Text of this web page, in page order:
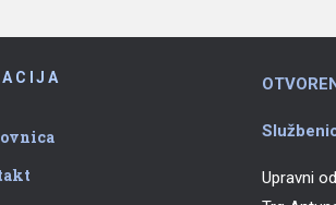
Upravni